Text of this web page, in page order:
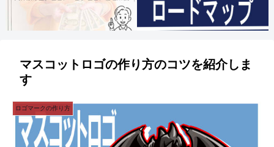
マスコットロゴの作り方のコツを紹介しま
す
ロゴマークの作り方